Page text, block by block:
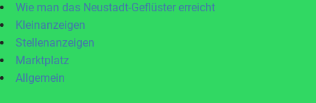
Wie man das Neustadt-Geflüster erreicht
Kleinanzeigen
Stellenanzeigen
Marktplatz
Allgemein